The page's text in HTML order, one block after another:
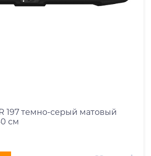
197 темно-серый матовый
см